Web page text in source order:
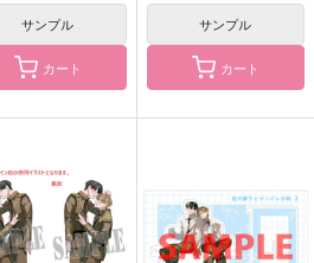
サンプル
カート
サンプル
カート